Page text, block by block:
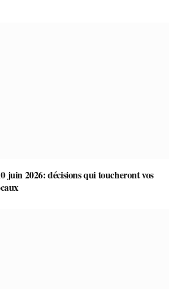
juin 2026: décisions qui toucheront vos